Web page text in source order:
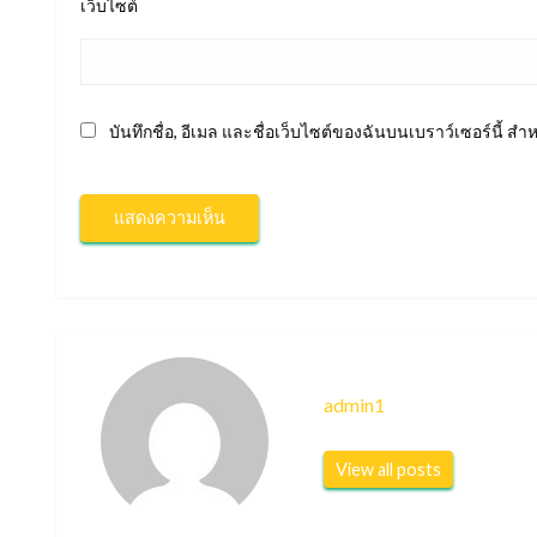
เว็บไซต์
บันทึกชื่อ, อีเมล และชื่อเว็บไซต์ของฉันบนเบราว์เซอร์นี้ สำ
admin1
View all posts